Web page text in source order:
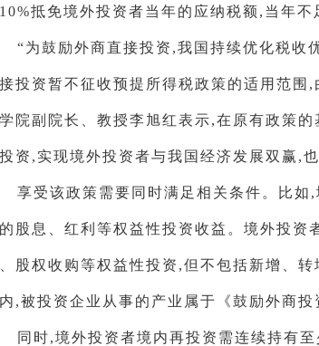
抵免境外投资者当年的应纳税额,当年不
“为鼓励外商直接投资,我国持续优化税收
投资暂不征收预提所得税政策的适用范围
院副院长、教授李旭红表示,在原有政策
资,实现境外投资者与我国经济发展双赢,
享受该政策需要同时满足相关条件。比
股息、红利等权益性投资收益。境外投
股权收购等权益性投资,但不包括新增、
,被投资企业从事的产业属于《鼓励外商
同时,境外投资者境内再投资需连续持有